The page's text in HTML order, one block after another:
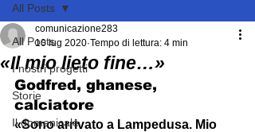
All Posts
I nostri progetti
Storie
Il domenicale
All Posts
«Il mio lieto fine…»
comunicazione283
10 lug 2020 Tempo di lettura: 4 min
Godfred, ghanese,
calciatore
«Sono arrivato a Lampedusa. Mio